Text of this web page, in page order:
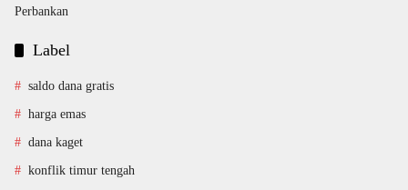
Perbankan
Label
saldo dana gratis
harga emas
dana kaget
konflik timur tengah